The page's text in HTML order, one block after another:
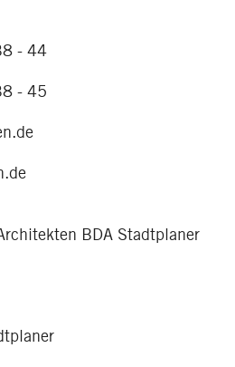
- 44
- 45
BDA Stadtplaner